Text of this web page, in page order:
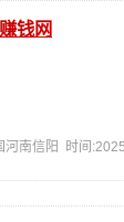
钱网
河南信阳 时间